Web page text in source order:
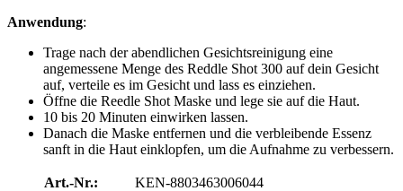
Anwendung:
Trage nach der abendlichen Gesichtsreinigung eine
angemessene Menge des Reddle Shot 300 auf dein Gesicht
auf, verteile es im Gesicht und lass es einziehen.
Öffne die Reedle Shot Maske und lege sie auf die Haut.
10 bis 20 Minuten einwirken lassen.
Danach die Maske entfernen und die verbleibende Essenz
sanft in die Haut einklopfen, um die Aufnahme zu verbessern.
Art.-Nr.:
KEN-8803463006044